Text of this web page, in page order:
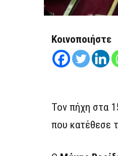
Κοινοποιήστε
Τον πήχη στα
που κατέθεσε